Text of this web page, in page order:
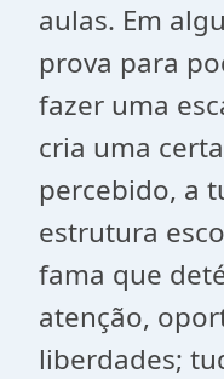
aulas. Em
prova para
fazer uma
cria uma
percebido, a
estrutura
fama que
atenção,
liberdades;